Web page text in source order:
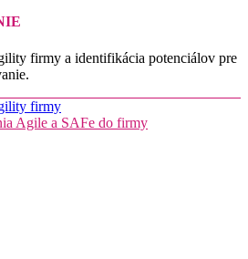
firmy a identifikácia potenciálov pre
firmy
Agile a SAFe do firmy